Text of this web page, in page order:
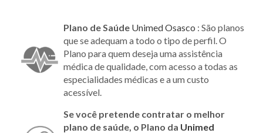
Plano de Saúde Unimed Osasco : São planos
que se adequam a todo o tipo de perfil. O
Plano para quem deseja uma assistência
médica de qualidade, com acesso a todas as
especialidades médicas e a um custo
acessível.
Se você pretende contratar o melhor
plano de saúde, o Plano da Unimed